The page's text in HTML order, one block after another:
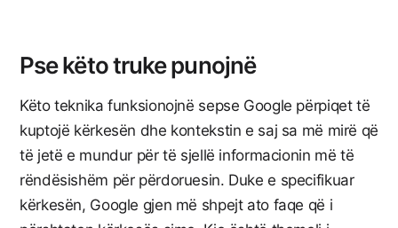
Pse këto truke punojnë
Këto teknika funksionojnë sepse Google përpiqet të
kuptojë kërkesën dhe kontekstin e saj sa më mirë që
të jetë e mundur për të sjellë informacionin më të
rëndësishëm për përdoruesin. Duke e specifikuar
kërkesën, Google gjen më shpejt ato faqe që i